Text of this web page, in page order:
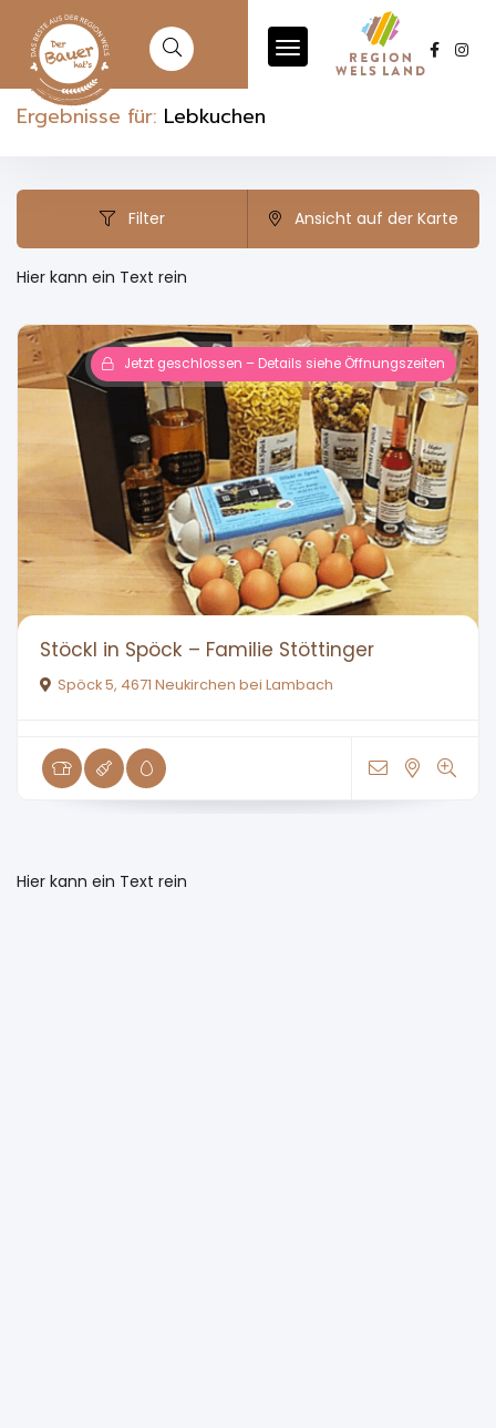
Ergebnisse für: Lebkuchen
Filter Ansicht auf der Karte
Hier kann ein Text rein
Jetzt geschlossen – Details siehe Öffnungszeiten
Stöckl in Spöck – Familie Stöttinger
Spöck 5, 4671 Neukirchen bei Lambach
Hier kann ein Text rein